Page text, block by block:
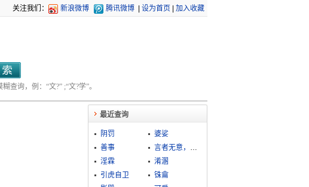
关注我们： 新浪微博 腾讯微博 设为首页 加入收藏
查询，例：“文?” ;“文?学”。
最近查询
阴罚
婆娑
善事
言者无意，听者有心
淫霖
淆溷
引虎自卫
铢龠